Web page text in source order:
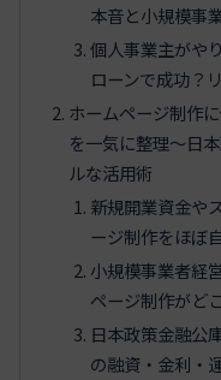
本音と小規模事
個人事業主がや
ローンで成功？
ホームページ制作
を一気に整理〜日
ルな活用術
新規開業資金や
ージ制作をほぼ
小規模事業者経
ページ制作がど
日本政策金融公
の融資・金利・